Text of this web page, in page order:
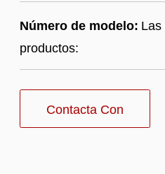
Número de modelo: Las
productos:
Contacta Con